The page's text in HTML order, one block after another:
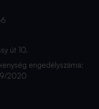
út 10.
engedélyszáma:
2020